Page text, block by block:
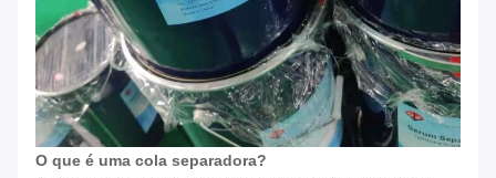
O que é uma cola separadora?